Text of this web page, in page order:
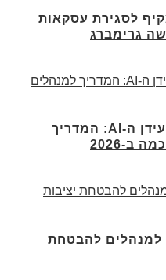
לסגירת עסקאות
אסטרטגיה עסקית בעידן ה-AI: המדריך
ב-2026
למנהלים להבטחת